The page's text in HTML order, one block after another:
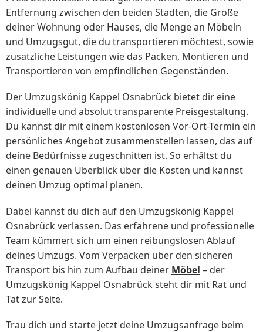
Entfernung zwischen den beiden Städten, die Größe
deiner Wohnung oder Hauses, die Menge an Möbeln
und Umzugsgut, die du transportieren möchtest, sowie
zusätzliche Leistungen wie das Packen, Montieren und
Transportieren von empfindlichen Gegenständen.
Der Umzugskönig Kappel Osnabrück bietet dir eine
individuelle und absolut transparente Preisgestaltung.
Du kannst dir mit einem kostenlosen Vor-Ort-Termin ein
persönliches Angebot zusammenstellen lassen, das auf
deine Bedürfnisse zugeschnitten ist. So erhältst du
einen genauen Überblick über die Kosten und kannst
deinen Umzug optimal planen.
Dabei kannst du dich auf den Umzugskönig Kappel
Osnabrück verlassen. Das erfahrene und professionelle
Team kümmert sich um einen reibungslosen Ablauf
deines Umzugs. Vom Verpacken über den sicheren
Transport bis hin zum Aufbau deiner Möbel – der
Umzugskönig Kappel Osnabrück steht dir mit Rat und
Tat zur Seite.
Trau dich und starte jetzt deine Umzugsanfrage beim